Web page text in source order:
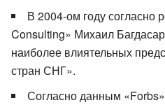
В 2004-ом году согласно
Consulting» Михаил
наиболее влиятельных
стран СНГ».
Согласно данным